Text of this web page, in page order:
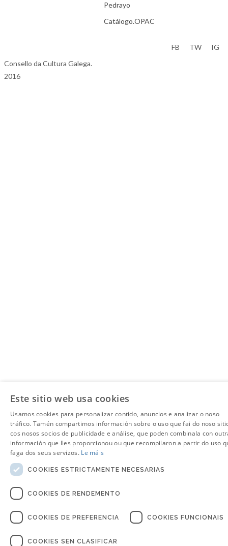
Pedrayo
Catálogo.OPAC
Consello da Cultura Galega.
2016
FB TW IG
Este sitio web usa cookies
Usamos cookies para personalizar contido, anuncios e analizar o noso
tráfico. Tamén compartimos información sobre o uso que fai do noso
cos nosos socios de publicidade e análise, que poden combinala con
información que lles proporcionou ou que recompilaron a partir do uso
faga dos seus servizos. Le máis
COOKIES ESTRICTAMENTE NECESARIAS
COOKIES DE RENDEMENTO
COOKIES DE PREFERENCIA COOKIES FUNCIONAIS
COOKIES SEN CLASIFICAR